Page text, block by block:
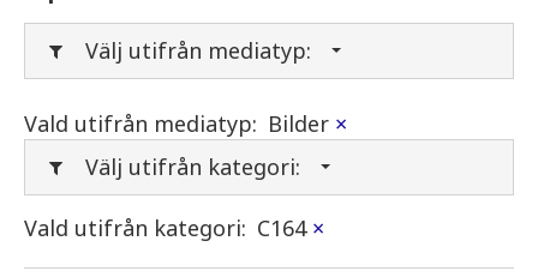
Välj utifrån mediatyp:
Vald utifrån mediatyp: Bilder ×
Välj utifrån kategori:
Vald utifrån kategori: C164 ×